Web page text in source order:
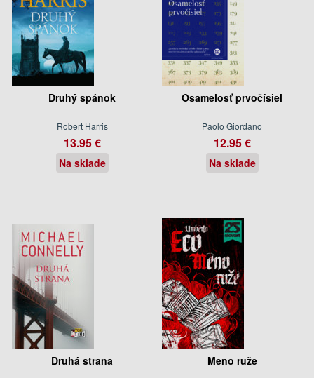
Druhý spánok
Robert Harris
13.95 €
Na sklade
Osamelosť prvočísiel
Paolo Giordano
12.95 €
Na sklade
Druhá strana Meno ruže